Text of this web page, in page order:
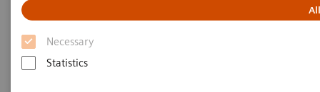
Necessary
Statistics
und Altgeräten
Die Schonung natürlicher Ressourcen und